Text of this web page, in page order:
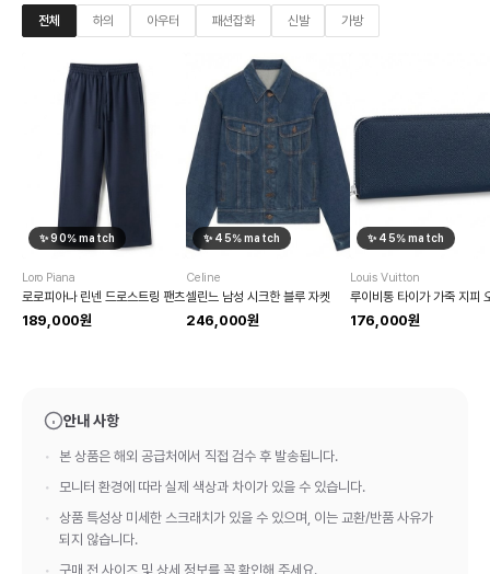
전체 하의 아우터 패션잡화 신발 가방
✨90% match
Loro Piana
로로피아나 린넨 드로스트링 팬츠
189,000원
✨45% match
Celine
셀린느 남성 시크한 블루 자켓
246,000원
✨ 45% match
Louis Vuitton
176,000원
안내 사항
본 상품은 해외 공급처에서 직접 검수 후 발송됩니다.
모니터 환경에 따라 실제 색상과 차이가 있을 수 있습니다.
상품 특성상 미세한 스크래치가 있을 수 있으며, 이는 교환/반품 사유가
되지 않습니다.
구매 전 사이즈 및 상세 정보를 꼭 확인해 주세요.